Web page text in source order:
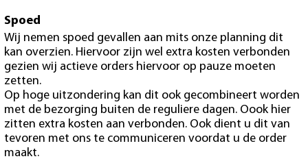
Spoed
Wij nemen spoed gevallen aan mits onze planning dit
kan overzien. Hiervoor zijn wel extra kosten verbonden
gezien wij actieve orders hiervoor op pauze moeten
zetten.
Op hoge uitzondering kan dit ook gecombineert worden
met de bezorging buiten de reguliere dagen. Oook hier
zitten extra kosten aan verbonden. Ook dient u dit van
tevoren met ons te communiceren voordat u de order
maakt.